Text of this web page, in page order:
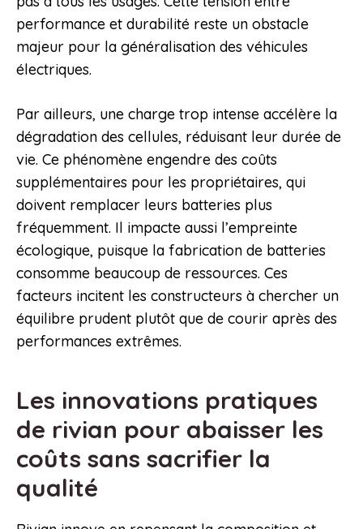
performance et durabilité reste un obstacle
majeur pour la généralisation des véhicules
électriques.
Par ailleurs, une charge trop intense accélère la
dégradation des cellules, réduisant leur durée de
vie. Ce phénomène engendre des coûts
supplémentaires pour les propriétaires, qui
doivent remplacer leurs batteries plus
fréquemment. Il impacte aussi l’empreinte
écologique, puisque la fabrication de batteries
consomme beaucoup de ressources. Ces
facteurs incitent les constructeurs à chercher un
équilibre prudent plutôt que de courir après des
performances extrêmes.
Les innovations pratiques
de rivian pour abaisser les
coûts sans sacrifier la
qualité